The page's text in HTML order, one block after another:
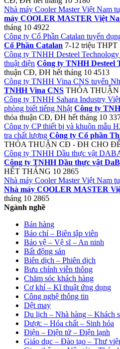
Nhà máy Cooler Master Việt Nam
máy COOLER MASTER Việt
tháng 10 4922
Công ty Cổ Phần Catalan tuyển
Cổ Phần Catalan 7-12 triệu THPT
Công ty TNHH Desteel
thuật điện Công ty TNHH Desteel
thuận CĐ, ĐH hết tháng 10 4513
Công ty TNHH Vina CNS tuyển
TNHH Vina CNS THỎA THUẬN
Công ty TNHH Sahara Industry
phòng biết tiếng Nhật Công ty
thỏa thuận CĐ, ĐH hết tháng 10
Công ty CP thiết bị và khuôn mẫu
tra chất lượng Công ty Cổ phần
THỎA THUẬN CĐ - ĐH CHO
Công ty TNHH Dầu thực vật
Công ty TNHH Dầu thực vật
HẾT THÁNG 10 2865
Nhà máy Cooler Master Việt Nam
Nhà máy COOLER MASTER
tháng 10 2865
Ngành nghề
Bán hàng
Báo chí – Biên tập viên
Bảo vệ – Vệ sĩ – An ninh
Bất động sản
Biên dịch – Phiên dịch
Bưu chính viễn thông
Chăm sóc khách hàng
Cơ khí – Kĩ thuật ứng dụng
Công nghệ thông tin
Dệt may
Du lịch – Nhà hàng – Khách
Dược – Hóa chất – Sinh hóa
Điện – Điện tử – Điện lạnh
Giáo dục – Đào tạo – Thư